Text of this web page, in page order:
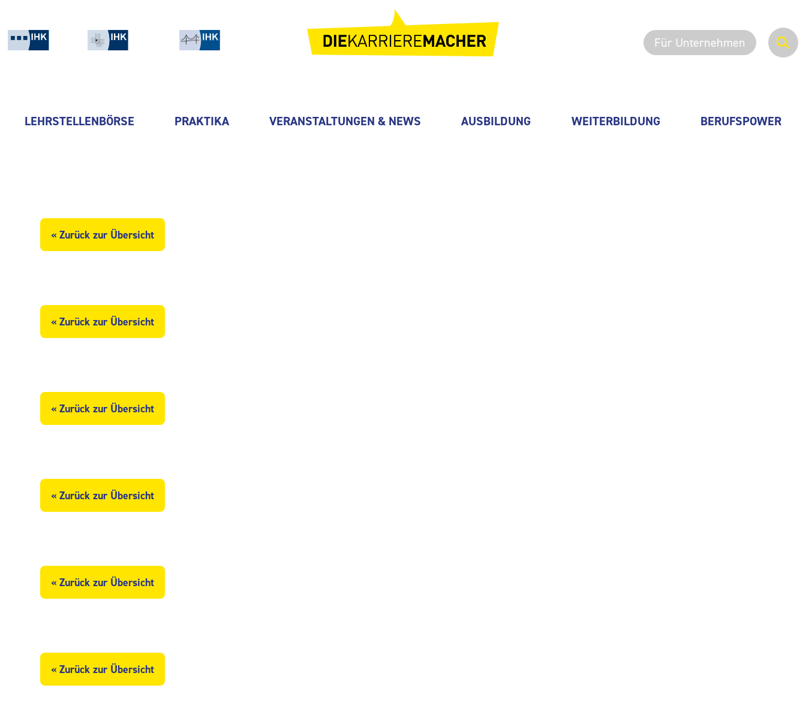
Für Unternehmen
LEHRSTELLENBÖRSE PRAKTIKA VERANSTALTUNGEN & NEWS AUSBILDUNG WEITERBILDUNG BERUFSPOWER
« Zurück zur Übersicht
« Zurück zur Übersicht
« Zurück zur Übersicht
« Zurück zur Übersicht
« Zurück zur Übersicht
« Zurück zur Übersicht